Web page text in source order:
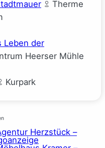
Therme
Leben der
Heerser Mühle
Kurpark